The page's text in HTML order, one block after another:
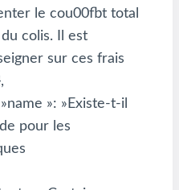
le cou00fbt total
colis. Il est
sur ces frais
»: »Existe-t-il
pour les